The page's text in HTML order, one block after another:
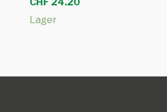
Lager